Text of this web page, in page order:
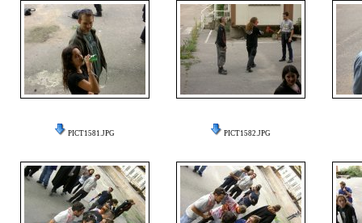
PICT1581.JPG PICT1582.JPG